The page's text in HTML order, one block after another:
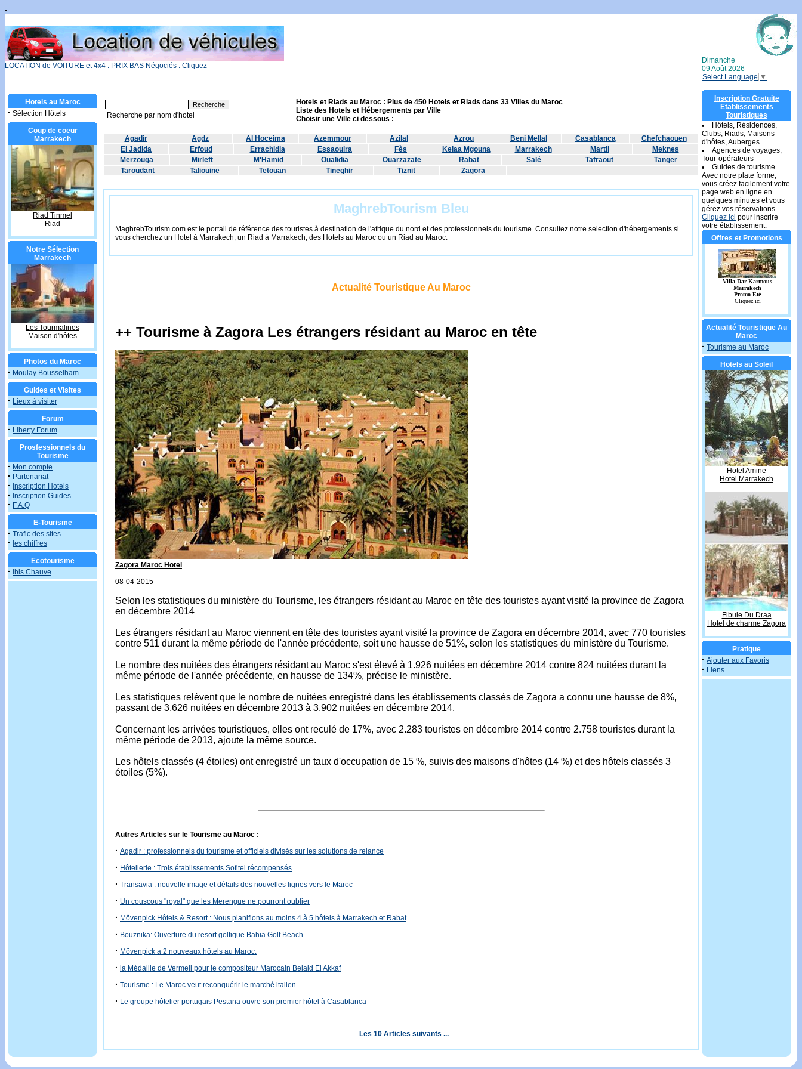
-
LOCATION de VOITURE et 4x4 : PRIX BAS Négociés : Cliquez
Dimanche
09 Août 2026
Select Language ▼
Hotels au Maroc
· Sélection Hôtels
Coup de coeur
Marrakech
Riad Tinmel
Riad
Notre Sélection
Marrakech
Les Tourmalines
Maison d'hôtes
Photos du Maroc
· Moulay Bousselham
Guides et Visites
· Lieux à visiter
Forum
· Liberty Forum
Prosfessionnels du
Tourisme
· Mon compte
· Partenariat
· Inscription Hotels
· Inscription Guides
· F.A.Q
E-Tourisme
· Trafic des sites
· les chiffres
Ecotourisme
· Ibis Chauve
Recherche par nom d'hotel
Hotels et Riads au Maroc : Plus de 450 Hotels et Riads dans 33 Villes du Maroc
Liste des Hotels et Hébergements par Ville
Choisir une Ville ci dessous :
Agadir Agdz Al Hoceima Azemmour Azilal Azrou Beni Mellal Casablanca
Chefchaouen
El Jadida
Erfoud Errachidia Essaouira Fès Kelaa Mgouna Marrakech Martil
Meknes
Merzouga
Mirleft M'Hamid Oualidia Ouarzazate Rabat Salé Tafraout
Tanger
Taroudant
Taliouine Tetouan Tineghir Tiznit Zagora
MaghrebTourism Bleu
MaghrebTourism.com est le portail de référence des touristes à destination de l'afrique du nord et des professionnels du tourisme. Consultez notre selection d'hébergements si
vous cherchez un Hotel à Marrakech, un Riad à Marrakech, des Hotels au Maroc ou un Riad au Maroc.
Actualité Touristique Au Maroc
++ Tourisme à Zagora Les étrangers résidant au Maroc en tête
Zagora Maroc Hotel
08-04-2015
Selon les statistiques du ministère du Tourisme, les étrangers résidant au Maroc en tête des touristes ayant visité la province de Zagora
en décembre 2014
Les étrangers résidant au Maroc viennent en tête des touristes ayant visité la province de Zagora en décembre 2014, avec 770 touristes
contre 511 durant la même période de l'année précédente, soit une hausse de 51%, selon les statistiques du ministère du Tourisme.
Le nombre des nuitées des étrangers résidant au Maroc s'est élevé à 1.926 nuitées en décembre 2014 contre 824 nuitées durant la
même période de l'année précédente, en hausse de 134%, précise le ministère.
Les statistiques relèvent que le nombre de nuitées enregistré dans les établissements classés de Zagora a connu une hausse de 8%,
passant de 3.626 nuitées en décembre 2013 à 3.902 nuitées en décembre 2014.
Concernant les arrivées touristiques, elles ont reculé de 17%, avec 2.283 touristes en décembre 2014 contre 2.758 touristes durant la
même période de 2013, ajoute la même source.
Les hôtels classés (4 étoiles) ont enregistré un taux d'occupation de 15 %, suivis des maisons d'hôtes (14 %) et des hôtels classés 3
étoiles (5%).
Autres Articles sur le Tourisme au Maroc :
· Agadir : professionnels du tourisme et officiels divisés sur les solutions de relance
· Hôtellerie : Trois établissements Sofitel récompensés
· Transavia : nouvelle image et détails des nouvelles lignes vers le Maroc
· Un couscous "royal" que les Merengue ne pourront oublier
· Mövenpick Hôtels & Resort : Nous planifions au moins 4 à 5 hôtels à Marrakech et Rabat
· Bouznika: Ouverture du resort golfique Bahia Golf Beach
· Mövenpick a 2 nouveaux hôtels au Maroc.
· la Médaille de Vermeil pour le compositeur Marocain Belaid El Akkaf
· Tourisme : Le Maroc veut reconquérir le marché italien
· Le groupe hôtelier portugais Pestana ouvre son premier hôtel à Casablanca
Les 10 Articles suivants ...
Inscription Gratuite
Etablissements
Touristiques
Hôtels, Résidences,
Clubs, Riads, Maisons
d'hôtes, Auberges
Agences de voyages,
Tour-opérateurs
Guides de tourisme
Avec notre plate forme,
vous créez facilement votre
page web en ligne en
quelques minutes et vous
gérez vos réservations.
Cliquez ici pour inscrire
votre établissement.
Offres et Promotions
Actualité Touristique Au
Maroc
· Tourisme au Maroc
Hotels au Soleil
Hotel Amine
Hotel Marrakech
Fibule Du Draa
Hotel de charme Zagora
Pratique
· Ajouter aux Favoris
· Liens